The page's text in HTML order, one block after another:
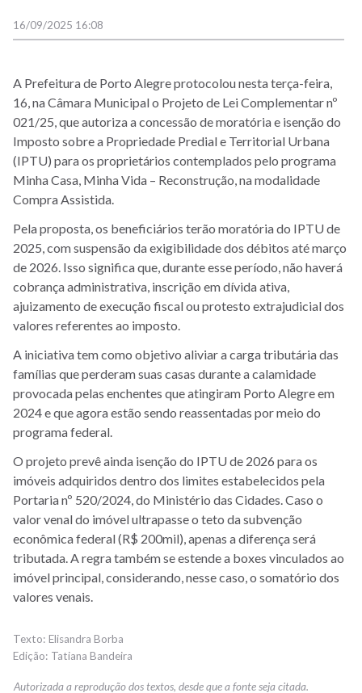
16/09/2025 16:08
A Prefeitura de Porto Alegre protocolou nesta terça-feira,
16, na Câmara Municipal o Projeto de Lei Complementar nº
021/25, que autoriza a concessão de moratória e isenção do
Imposto sobre a Propriedade Predial e Territorial Urbana
(IPTU) para os proprietários contemplados pelo programa
Minha Casa, Minha Vida – Reconstrução, na modalidade
Compra Assistida.
Pela proposta, os beneficiários terão moratória do IPTU de
2025, com suspensão da exigibilidade dos débitos até março
de 2026. Isso significa que, durante esse período, não haverá
cobrança administrativa, inscrição em dívida ativa,
ajuizamento de execução fiscal ou protesto extrajudicial dos
valores referentes ao imposto.
A iniciativa tem como objetivo aliviar a carga tributária das
famílias que perderam suas casas durante a calamidade
provocada pelas enchentes que atingiram Porto Alegre em
2024 e que agora estão sendo reassentadas por meio do
programa federal.
O projeto prevê ainda isenção do IPTU de 2026 para os
imóveis adquiridos dentro dos limites estabelecidos pela
Portaria nº 520/2024, do Ministério das Cidades. Caso o
valor venal do imóvel ultrapasse o teto da subvenção
econômica federal (R$ 200mil), apenas a diferença será
tributada. A regra também se estende a boxes vinculados ao
imóvel principal, considerando, nesse caso, o somatório dos
valores venais.
Elisandra Borba
Tatiana Bandeira